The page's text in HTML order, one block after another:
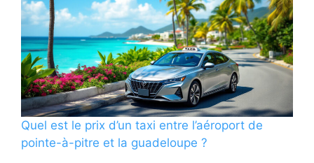
Quel est le prix d’un taxi entre l’aéroport de
pointe-à-pitre et la guadeloupe ?